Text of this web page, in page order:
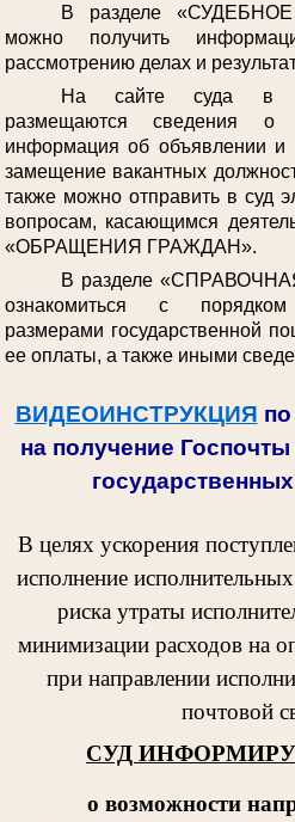
В разделе
можно получить
рассмотрению делах и
На сайте суда в
размещаются сведения о
информация об объявлении и
замещение вакантных
также можно отправить в суд
вопросам, касающимся
«ОБРАЩЕНИЯ ГРАЖДАН».
В разделе
ознакомиться с
размерами государственной
ее оплаты, а также иными
ВИДЕОИНСТРУКЦИЯ
на получение
В целях ускорения
исполнение
риска утраты
минимизации расходов на
при направлении
почтовой
СУД
о возможности